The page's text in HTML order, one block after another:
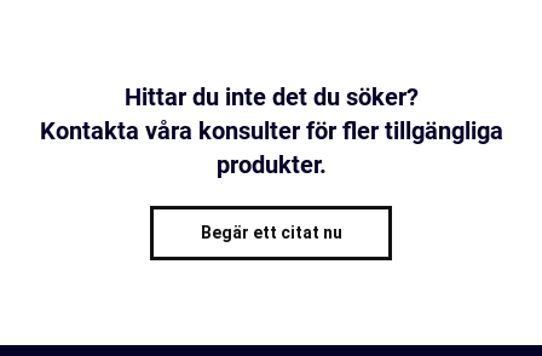
Hittar du inte det du söker?
Kontakta våra konsulter för fler tillgängliga
produkter.
Begär ett citat nu